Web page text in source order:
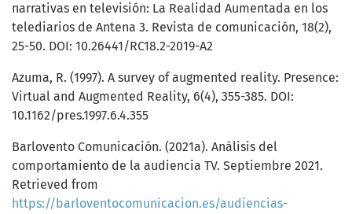
narrativas en televisión: La Realidad Aumentada en los
telediarios de Antena 3. Revista de comunicación, 18(2),
25-50. DOI: 10.26441/RC18.2-2019-A2
Azuma, R. (1997). A survey of augmented reality. Presence:
Virtual and Augmented Reality, 6(4), 355-385. DOI:
10.1162/pres.1997.6.4.355
Barlovento Comunicación. (2021a). Análisis del
comportamiento de la audiencia TV. Septiembre 2021.
Retrieved from
https://barloventocomunicacion.es/audiencias-